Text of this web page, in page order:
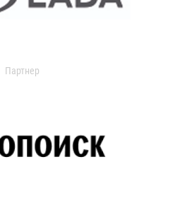
Партнер